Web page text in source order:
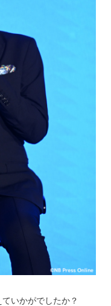
いかがでしたか？